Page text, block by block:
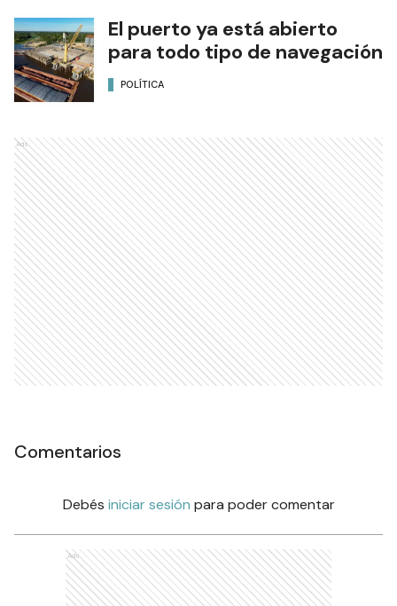
El puerto ya está abierto
para todo tipo de navegación
POLÍTICA
Ads
Comentarios
Debés iniciar sesión para poder comentar
Ads